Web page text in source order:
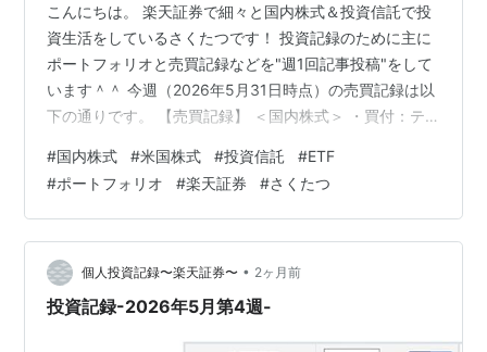
こんにちは。 楽天証券で細々と国内株式＆投資信託で投
資生活をしているさくたつです！ 投資記録のために主に
ポートフォリオと売買記録などを"週1回記事投稿"をして
います＾＾ 今週（2026年5月31日時点）の売買記録は以
下の通りです。 【売買記録】 ＜国内株式＞ ・買付：テ
国株式＞ ・なし ＜投資信託＞ ・なし 【ポートフォリ
オ】 ＜資産合計＞ ＜資産比率＞ ＜保有商品詳細＞ 先週
との評価損益比較は+138,313円となりました。 ・国内株
式：今週7,656,260円－先週7,603,860円＝+52,400円
・米国株式：今週2,0…
#国内株式 #米国株式 #投資信託 #ETF
#ポートフォリオ #楽天証券 #さくたつ
個人投資記録〜楽天証券〜 • 2ヶ月前
投資記録-2026年5月第4週-